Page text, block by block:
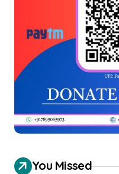
You Missed